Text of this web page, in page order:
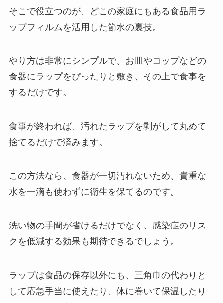
そこで役立つのが、どこの家庭にもある食品用ラ
ップフィルムを活用した節水の裏技。
やり方は非常にシンプルで、お皿やコップなどの
食器にラップをぴったりと敷き、その上で食事を
するだけです。
食事が終われば、汚れたラップを剥がして丸めて
捨てるだけで済みます。
この方法なら、食器が一切汚れないため、貴重な
水を一滴も使わずに衛生を保てるのです。
洗い物の手間が省けるだけでなく、感染症のリス
クを低減する効果も期待できるでしょう。
ラップは食品の保存以外にも、三角巾の代わりと
して応急手当に使えたり、体に巻いて保温したり